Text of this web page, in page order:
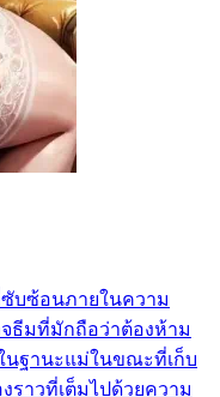
บซ้อนภายในความ
ธีมที่มักถือว่าต้องห้าม
นฐานะแม่ในขณะที่เก็บ
ราวที่เต็มไปด้วยความ